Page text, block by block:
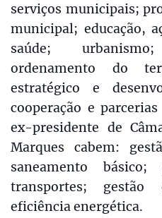
serviços municipais;
municipal; educação,
saúde;
ordenamento do
estratégico e
cooperação e
ex-presidente de
Marques cabem:
saneamento
transportes;
eficiência energética.